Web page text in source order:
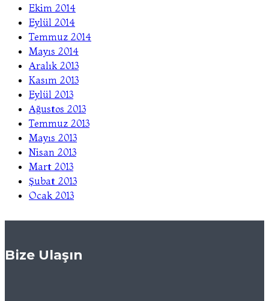
Ekim 2014
Eylül 2014
Temmuz 2014
Mayıs 2014
Aralık 2013
Kasım 2013
Eylül 2013
Ağustos 2013
Temmuz 2013
Mayıs 2013
Nisan 2013
Mart 2013
Şubat 2013
Ocak 2013
Bize Ulaşın